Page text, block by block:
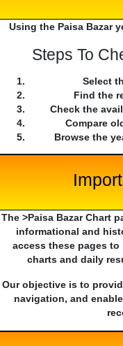
Using the Paisa Bazar
Steps To
Select
Find the
Check the
Compare
Browse the
The >Paisa Bazar Chart
informational and
access these pages
charts and daily
Our objective is to
navigation, and